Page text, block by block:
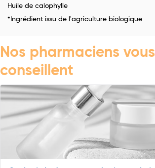
Huile de calophylle
*Ingrédient issu de l'agriculture biologique
Nos pharmaciens vous
conseillent